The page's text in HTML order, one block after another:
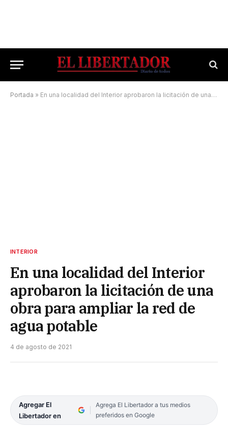
Portada » En una localidad del Interior aprobaron la licitación de una obra para ampliar la red de agua potable
INTERIOR
En una localidad del Interior
aprobaron la licitación de una
obra para ampliar la red de
agua potable
4 de agosto de 2021
Agregar El
Libertador en
Agrega El Libertador a tus medios
preferidos en Google